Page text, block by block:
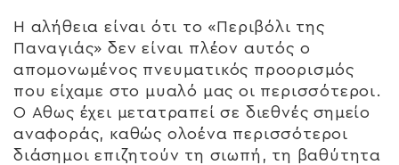
Η αλήθεια είναι ότι το «Περιβόλι της
Παναγιάς» δεν είναι πλέον αυτός ο
απομονωμένος πνευματικός προορισμός
που είχαμε στο μυαλό μας οι περισσότεροι.
Ο Αθως έχει μετατραπεί σε διεθνές σημείο
αναφοράς, καθώς ολοένα περισσότεροι
διάσημοι επιζητούν τη σιωπή, τη βαθύτητα